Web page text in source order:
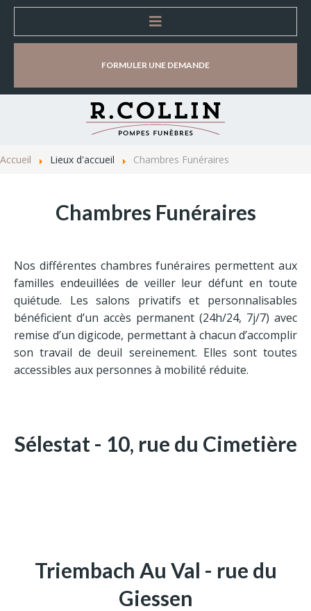
Organisation d'obsèques
Lieux d'accueil
Chambres Funéraires
Salles de cérémonie
Contrat obsèques
Adresses
Ste Marie-aux-Mines
FORMULER UNE DEMANDE
Accueil Lieux d'accueil Chambres Funéraires
Chambres Funéraires
Nos différentes chambres funéraires permettent aux
familles endeuillées de veiller leur défunt en toute
quiétude. Les salons privatifs et personnalisables
bénéficient d’un accès permanent (24h/24, 7j/7) avec
remise d’un digicode, permettant à chacun d’accomplir
son travail de deuil sereinement. Elles sont toutes
accessibles aux personnes à mobilité réduite.
Sélestat - 10, rue du Cimetière
Triembach Au Val - rue du
Giessen